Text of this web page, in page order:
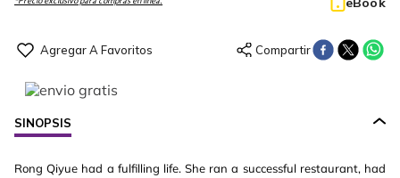
SINOPSIS
Rong Qiyue had a fulfilling life. She ran a successful restaurant, had